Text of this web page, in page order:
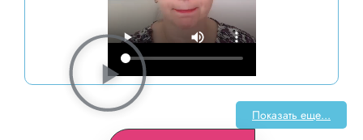
Показать еще...